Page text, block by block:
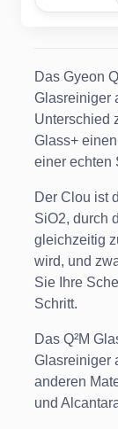
Das Gyeon
Glasreiniger
Unterschied
Glass+
einer echten
Der Clou ist
SiO2, durch
gleichzeitig
wird, und
Sie Ihre
Schritt.
Das Q²M
Glasreiniger
anderen
und